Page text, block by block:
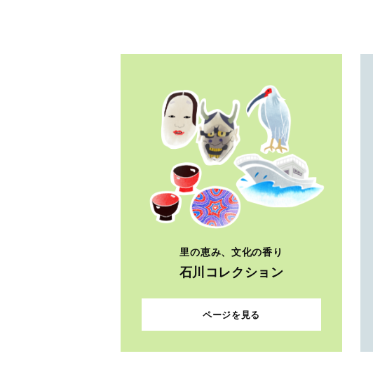
里の恵み、文化の香り
石川コレクション
ページを見る